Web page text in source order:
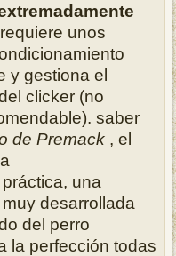
unos
y gestiona el
clicker (no
saber
de Premack , el
una
desarrollada
del perro
la perfección todas